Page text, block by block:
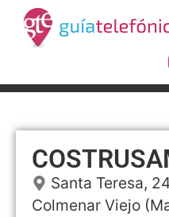
Santa Teresa,
Colmenar Viejo